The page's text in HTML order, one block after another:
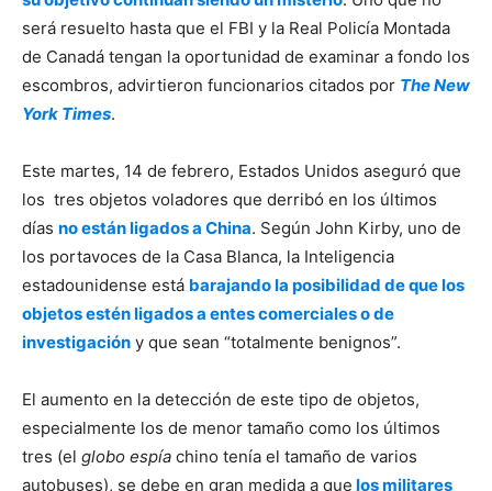
será resuelto hasta que el FBI y la Real Policía Montada
de Canadá tengan la oportunidad de examinar a fondo los
escombros, advirtieron funcionarios citados por The New
York Times.
Este martes, 14 de febrero, Estados Unidos aseguró que
los tres objetos voladores que derribó en los últimos
días no están ligados a China. Según John Kirby, uno de
los portavoces de la Casa Blanca, la Inteligencia
estadounidense está barajando la posibilidad de que los
objetos estén ligados a entes comerciales o de
investigación y que sean “totalmente benignos”.
El aumento en la detección de este tipo de objetos,
especialmente los de menor tamaño como los últimos
tres (el globo espía chino tenía el tamaño de varios
autobuses), se debe en gran medida a que los militares